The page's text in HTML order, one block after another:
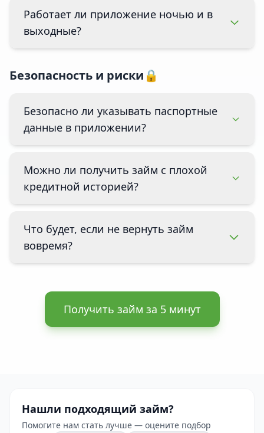
Работает ли приложение ночью и в
выходные?
Безопасность и риски🔒
Безопасно ли указывать паспортные
данные в приложении?
Можно ли получить займ с плохой
кредитной историей?
Что будет, если не вернуть займ
вовремя?
Получить займ за 5 минут
Нашли подходящий займ?
Помогите нам стать лучше — оцените подбор